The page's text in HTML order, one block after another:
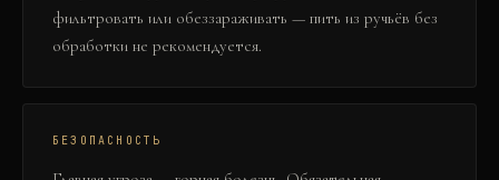
фильтровать или обеззараживать — пить из ручьёв без
обработки не рекомендуется.
БЕЗОПАСНОСТЬ